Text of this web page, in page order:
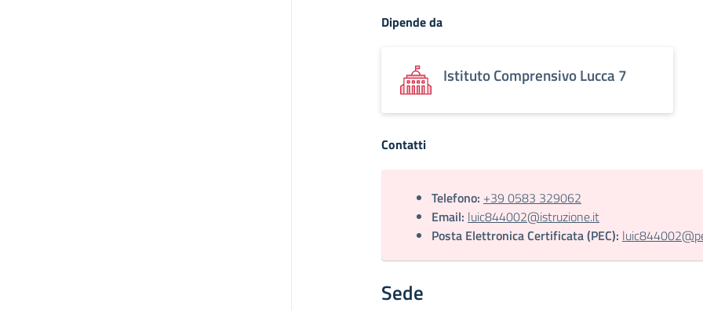
Dipende da
Istituto Comprensivo Lucca 7
Contatti
Telefono: +39 0583 329062
Email: luic844002@istruzione.it
Posta Elettronica Certificata (PEC):
Sede